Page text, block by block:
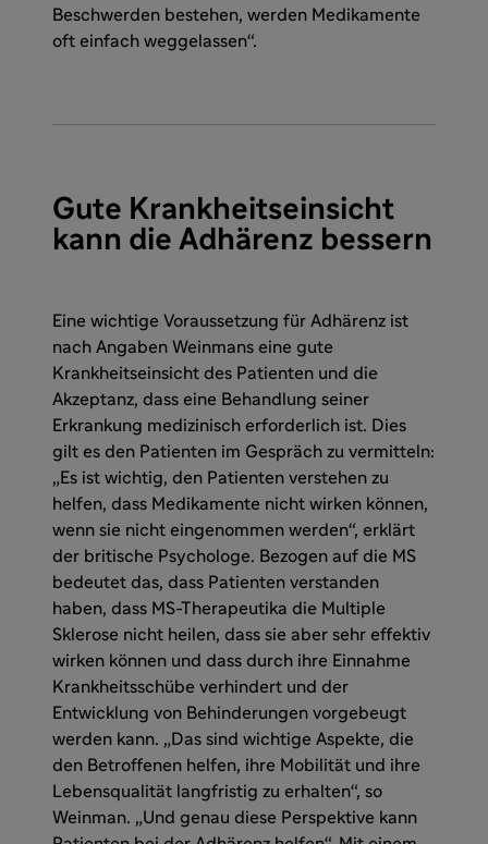
Beschwerden bestehen, werden Medikamente
oft einfach weggelassen“.
Gute Krankheitseinsicht
kann die Adhärenz bessern
Eine wichtige Voraussetzung für Adhärenz ist
nach Angaben Weinmans eine gute
Krankheitseinsicht des Patienten und die
Akzeptanz, dass eine Behandlung seiner
Erkrankung medizinisch erforderlich ist. Dies
gilt es den Patienten im Gespräch zu vermitteln:
„Es ist wichtig, den Patienten verstehen zu
helfen, dass Medikamente nicht wirken können,
wenn sie nicht eingenommen werden“, erklärt
der britische Psychologe. Bezogen auf die MS
bedeutet das, dass Patienten verstanden
haben, dass MS-Therapeutika die Multiple
Sklerose nicht heilen, dass sie aber sehr effektiv
wirken können und dass durch ihre Einnahme
Krankheitsschübe verhindert und der
Entwicklung von Behinderungen vorgebeugt
werden kann. „Das sind wichtige Aspekte, die
den Betroffenen helfen, ihre Mobilität und ihre
Lebensqualität langfristig zu erhalten“, so
Weinman. „Und genau diese Perspektive kann